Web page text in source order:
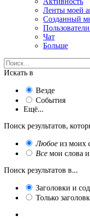
Ленты моей
Созданный
Чат
Больше
Искать в
Везде
События
Ещё...
Поиск результатов,
Любое из моих
Все мои слова
Поиск результатов в...
Заголовки и
Только